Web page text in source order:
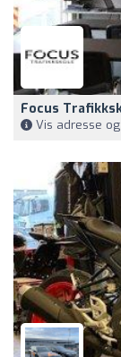
Focus
Vis adresse